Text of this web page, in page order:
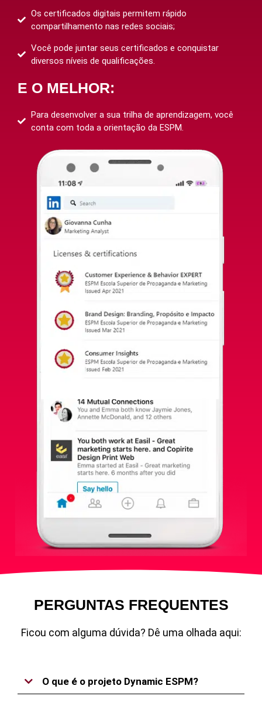
Os certificados digitais permitem rápido
compartilhamento nas redes sociais;
Você pode juntar seus certificados e conquistar
diversos níveis de qualificações.
E O MELHOR:
Para desenvolver a sua trilha de aprendizagem, você
conta com toda a orientação da ESPM.
PERGUNTAS FREQUENTES
Ficou com alguma dúvida? Dê uma olhada aqui:
O que é o projeto Dynamic ESPM?